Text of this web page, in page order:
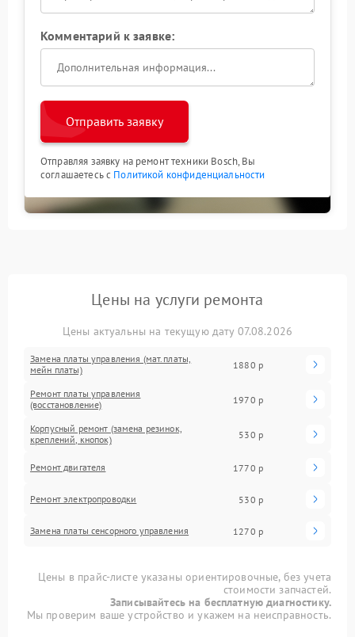
Комментарий к заявке:
Отправить заявку
Отправляя заявку на ремонт техники Bosch, Вы
соглашаетесь с Политикой конфиденциальности
Цены на услуги ремонта
Цены актуальны на текущую дату 07.08.2026
Замена платы управления (мат.платы,
мейн платы)
1880 р
Ремонт платы управления
(восстановление)
1970 р
Корпусный ремонт (замена резинок,
креплений, кнопок)
530 р
Ремонт двигателя 1770 р
Ремонт электропроводки 530 р
Замена платы сенсорного управления 1270 р
Цены в прайс-листе указаны ориентировочные, без учета
стоимости запчастей.
Записывайтесь на бесплатную диагностику.
Мы проверим ваше устройство и укажем на неисправность.